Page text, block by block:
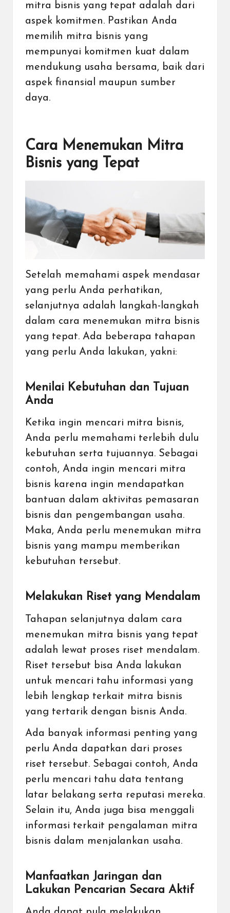
mitra bisnis yang tepat adalah dari
aspek komitmen. Pastikan Anda
memilih mitra bisnis yang
mempunyai komitmen kuat dalam
mendukung usaha bersama, baik dari
aspek finansial maupun sumber
daya.
Cara Menemukan Mitra
Bisnis yang Tepat
Setelah memahami aspek mendasar
yang perlu Anda perhatikan,
selanjutnya adalah langkah-langkah
dalam cara menemukan mitra bisnis
yang tepat. Ada beberapa tahapan
yang perlu Anda lakukan, yakni:
Menilai Kebutuhan dan Tujuan
Anda
Ketika ingin mencari mitra bisnis,
Anda perlu memahami terlebih dulu
kebutuhan serta tujuannya. Sebagai
contoh, Anda ingin mencari mitra
bisnis karena ingin mendapatkan
bantuan dalam aktivitas pemasaran
bisnis dan pengembangan usaha.
Maka, Anda perlu menemukan mitra
bisnis yang mampu memberikan
kebutuhan tersebut.
Melakukan Riset yang Mendalam
Tahapan selanjutnya dalam cara
menemukan mitra bisnis yang tepat
adalah lewat proses riset mendalam.
Riset tersebut bisa Anda lakukan
untuk mencari tahu informasi yang
lebih lengkap terkait mitra bisnis
yang tertarik dengan bisnis Anda.
Ada banyak informasi penting yang
perlu Anda dapatkan dari proses
riset tersebut. Sebagai contoh, Anda
perlu mencari tahu data tentang
latar belakang serta reputasi mereka.
Selain itu, Anda juga bisa menggali
informasi terkait pengalaman mitra
bisnis dalam menjalankan usaha.
Manfaatkan Jaringan dan
Lakukan Pencarian Secara Aktif